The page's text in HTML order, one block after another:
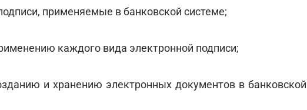
применяемые в банковской системе;
каждого вида электронной подписи;
и хранению электронных документов в банковской